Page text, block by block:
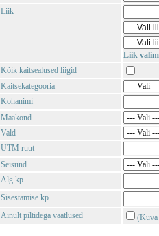
Liik
Liik
Kõik kaitsealused liigid
Kaitsekategooria
Kohanimi
Maakond
Vald
UTM ruut
Seisund
Alg kp
Sisestamise kp
Ainult piltidega vaatlused
(Kuva